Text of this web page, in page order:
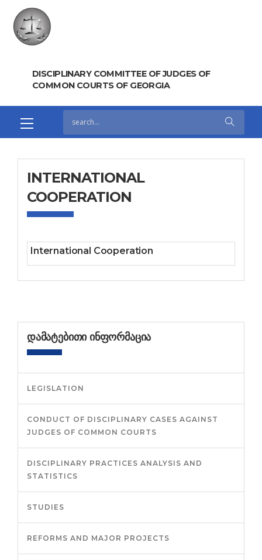
DISCIPLINARY COMMITTEE OF JUDGES OF
COMMON COURTS OF GEORGIA
INTERNATIONAL
COOPERATION
International Cooperation
ᲓᲐᲛᲐᲢᲔᲑᲘᲗᲘ ᲘᲜᲤᲝᲠᲛᲐᲪᲘᲐ
LEGISLATION
CONDUCT OF DISCIPLINARY CASES AGAINST
JUDGES OF COMMON COURTS
DISCIPLINARY PRACTICES ANALYSIS AND
STATISTICS
STUDIES
REFORMS AND MAJOR PROJECTS